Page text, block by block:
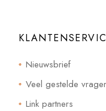
Nieuwsbrief
Veel gestelde
Link partners